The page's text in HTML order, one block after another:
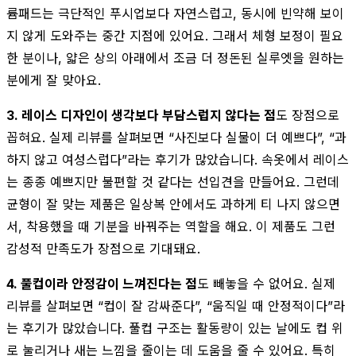
륨패드는 극단적인 푸시업보다 자연스럽고, 동시에 빈약해 보이
지 않게 도와주는 중간 지점에 있어요. 그래서 체형 보정이 필요
한 분이나, 얇은 상의 아래에서 조금 더 정돈된 실루엣을 원하는
분에게 잘 맞아요.
3. 레이스 디자인이 생각보다 부담스럽지 않다는 점도 장점으로
꼽혀요. 실제 리뷰를 살펴보면 “사진보다 실물이 더 예쁘다”, “과
하지 않고 여성스럽다”라는 후기가 많았습니다. 속옷에서 레이스
는 종종 예쁘지만 불편할 것 같다는 선입견을 만들어요. 그런데
균형이 잘 맞는 제품은 일상복 안에서도 과하게 티 나지 않으면
서, 착용했을 때 기분을 바꿔주는 역할을 해요. 이 제품도 그런
감성적 만족도가 장점으로 기대돼요.
4. 풀컵이라 안정감이 느껴진다는 점도 빼놓을 수 없어요. 실제
리뷰를 살펴보면 “컵이 잘 감싸준다”, “움직일 때 안정적이다”라
는 후기가 많았습니다. 풀컵 구조는 활동량이 있는 날에도 컵 위
로 눌리거나 새는 느낌을 줄이는 데 도움을 줄 수 있어요. 특히